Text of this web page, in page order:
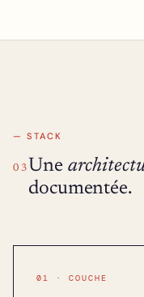
— STACK
03 Une
documentée.
01 · COUCHE